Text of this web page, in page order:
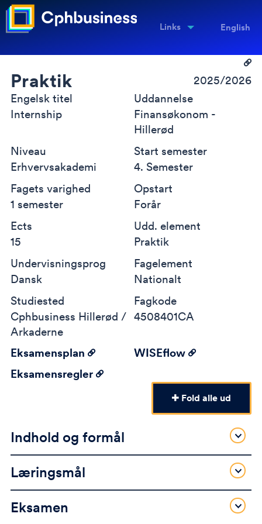
Links English
Praktik
2025/2026
Engelsk titel
Internship
Uddannelse
Finansøkonom -
Hillerød
Niveau
Erhvervsakademi
Start semester
4. Semester
Fagets varighed
1 semester
Opstart
Forår
Ects
15
Udd. element
Praktik
Undervisningsprog
Dansk
Fagelement
Nationalt
Studiested
Cphbusiness Hillerød /
Arkaderne
Fagkode
4508401CA
Eksamensplan
WISEflow
Eksamensregler
Fold alle ud
Indhold og formål
Læringsmål
Eksamen